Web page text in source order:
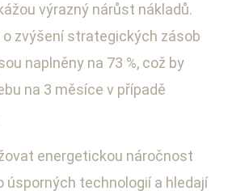
výrazný nárůst nákladů.
o zvýšení strategických zásob
naplněny na 73 %, což by
na 3 měsíce v případě
energetickou náročnost
úsporných technologií a hledají